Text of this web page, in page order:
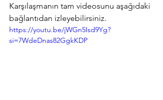
Karşılaşmanın tam videosunu aşağıdaki
bağlantıdan izleyebilirsiniz.
https://youtu.be/jWGn5Isd9Yg?
si=7WdeDnas82GgkKDP